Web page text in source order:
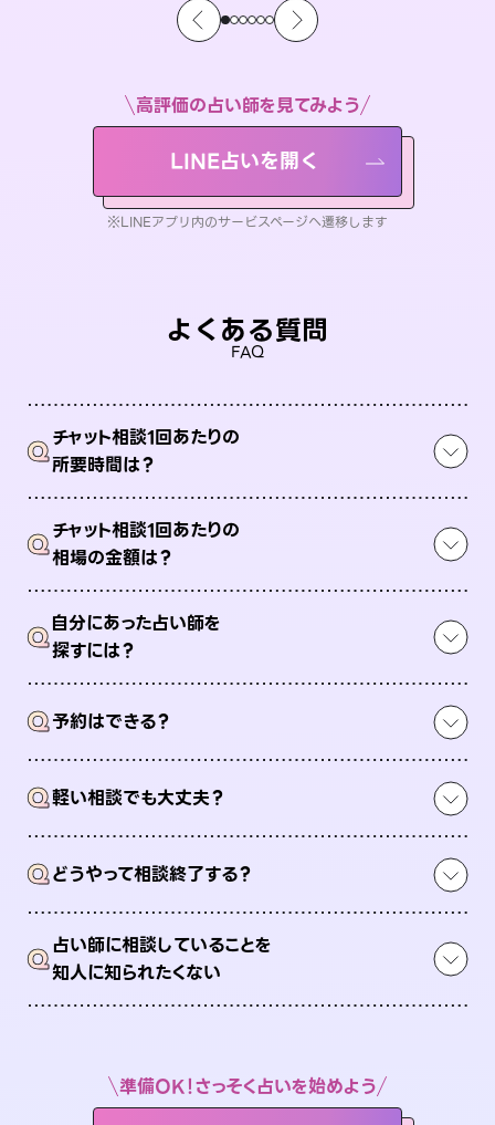
高評価の占い師を見てみよう
LINE占いを開く
※LINEアプリ内のサービスページへ遷移します
よくある質問
FAQ
Qチャット相談1回あたりの
所要時間は？
Qチャット相談1回あたりの
相場の金額は？
Q自分にあった占い師を
探すには？
Q予約はできる？
Q軽い相談でも大丈夫？
Qどうやって相談終了する？
Q占い師に相談していることを
知人に知られたくない
準備OK！さっそく占いを始めよう